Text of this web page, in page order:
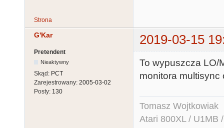
Strona
G'Kar 2019-03-15
Pretendent
Nieaktywny
Skąd: PCT
Zarejestrowany: 2005-03-02
Posty: 130
To wypuszcza LO/
monitora multisync
Tomasz Wojtkowiak
Atari 800XL / U1MB